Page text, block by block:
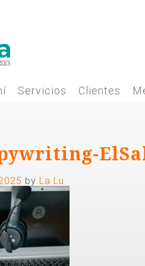
Servicios Clientes
by La Lu